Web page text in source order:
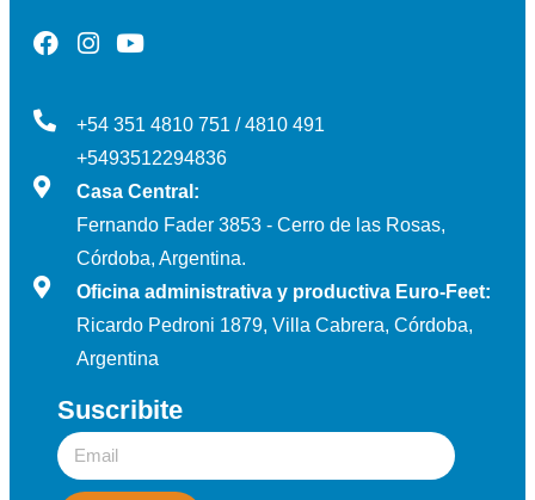
+54 351 4810 751 / 4810 491
+5493512294836
Casa Central:
Fernando Fader 3853 - Cerro de las Rosas,
Córdoba, Argentina.
Oficina administrativa y productiva Euro-Feet:
Ricardo Pedroni 1879, Villa Cabrera, Córdoba,
Argentina
Suscribite